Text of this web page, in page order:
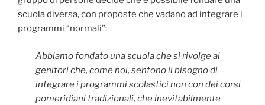
scuola diversa, con proposte che vadano ad integrare i
programmi “normali”:
Abbiamo fondato una scuola che si rivolge ai
genitori che, come noi, sentono il bisogno di
integrare i programmi scolastici non con dei corsi
pomeridiani tradizionali, che inevitabilmente